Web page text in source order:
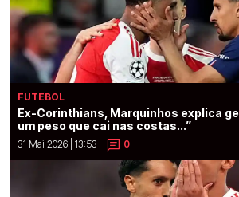
FUTEBOL
Ex-Corinthians, Marquinhos explica
um peso que cai nas costas...”
31 Mai 2026 | 13:53 0